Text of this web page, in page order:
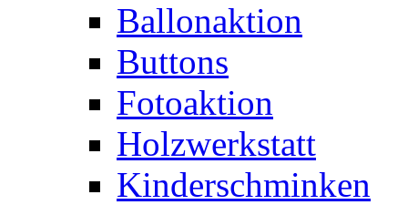
Ballonaktion
Buttons
Fotoaktion
Holzwerkstatt
Kinderschminken